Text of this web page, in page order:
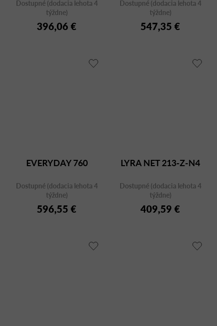
Dostupné (dodacia lehota 4
týždne)
396,06 €
Dostupné (dodacia lehota 4
týždne)
547,35 €
EVERYDAY 760
Dostupné (dodacia lehota 4
týždne)
596,55 €
LYRA NET 213-Z-N4
Dostupné (dodacia lehota 4
týždne)
409,59 €